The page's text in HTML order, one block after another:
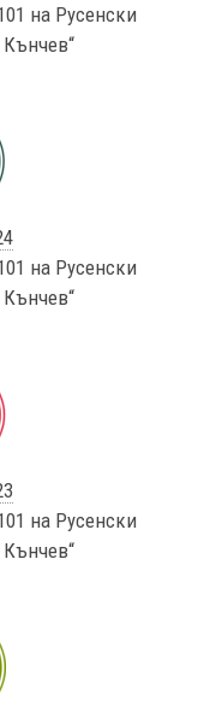
на Русенски
Кънчев“
на Русенски
Кънчев“
на Русенски
Кънчев“